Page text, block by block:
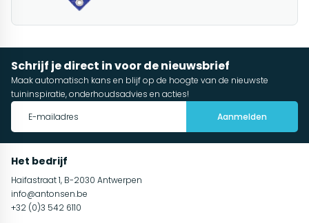
Schrijf je direct in voor de nieuwsbrief
Maak automatisch kans en blijf op de hoogte van de nieuwste
tuininspiratie, onderhoudsadvies en acties!
Aanmelden
Het bedrijf
Haifastraat 1, B-2030 Antwerpen
info@antonsen.be
+32 (0)3 542 6110